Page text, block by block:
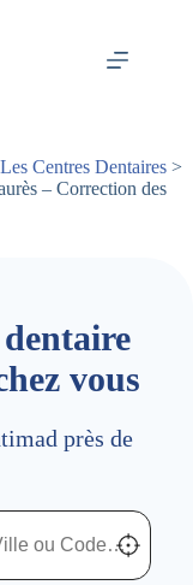
Les Centres Dentaires >
– Correction des
vous
près de
près de
de chez vous Localisez-